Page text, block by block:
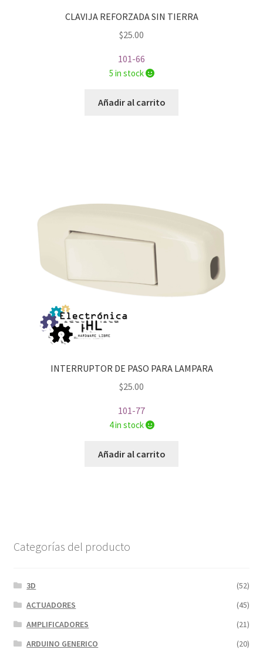
CLAVIJA REFORZADA SIN TIERRA
$25.00
101-66
5 in stock
Añadir al carrito
INTERRUPTOR DE PASO PARA LAMPARA
$25.00
101-77
4 in stock
Añadir al carrito
Categorías del producto
3D
(52)
ACTUADORES
(45)
AMPLIFICADORES
(21)
ARDUINO GENERICO
(20)